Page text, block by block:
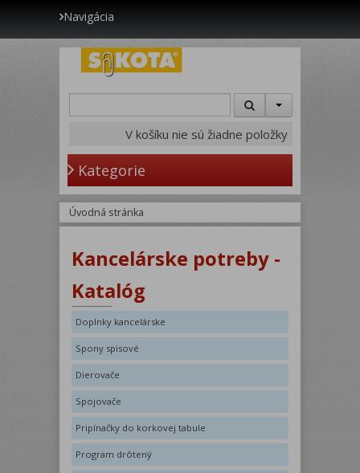
Navigácia
V košíku nie sú žiadne položky
Kategorie
Úvodná stránka
Kancelárske potreby -
Katalóg
Doplnky kancelárske
Spony spisové
Dierovače
Spojovače
Pripínačky do korkovej tabule
Program drôtený